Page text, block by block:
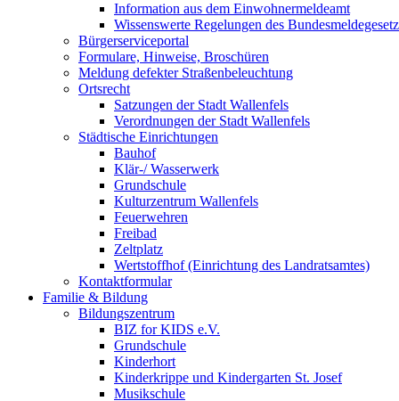
Information aus dem Einwohnermeldeamt
Wissenswerte Regelungen des
Bürgerserviceportal
Formulare, Hinweise, Broschüren
Meldung defekter Straßenbeleuchtung
Ortsrecht
Satzungen der Stadt Wallenfels
Verordnungen der Stadt Wallenfels
Städtische Einrichtungen
Bauhof
Klär-/ Wasserwerk
Grundschule
Kulturzentrum Wallenfels
Feuerwehren
Freibad
Zeltplatz
Wertstoffhof (Einrichtung des Landratsamtes)
Kontaktformular
Familie & Bildung
Bildungszentrum
BIZ for KIDS e.V.
Grundschule
Kinderhort
Kinderkrippe und Kindergarten St. Josef
Musikschule